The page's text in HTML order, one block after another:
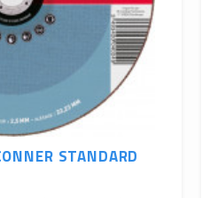
STANDARD